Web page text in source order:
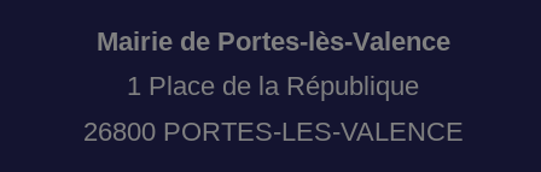
Mairie de Portes-lès-Valence
1 Place de la République
26800 PORTES-LES-VALENCE